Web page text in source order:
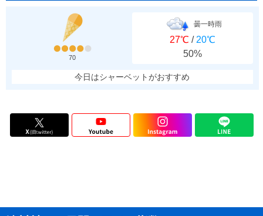
70
曇一時雨
27℃ / 20℃
50%
今日はシャーベットがおすすめ